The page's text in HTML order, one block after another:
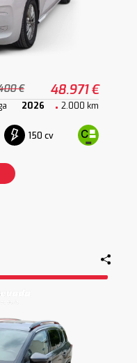
€ 48.971 €
2026 2.000 km
150 cv